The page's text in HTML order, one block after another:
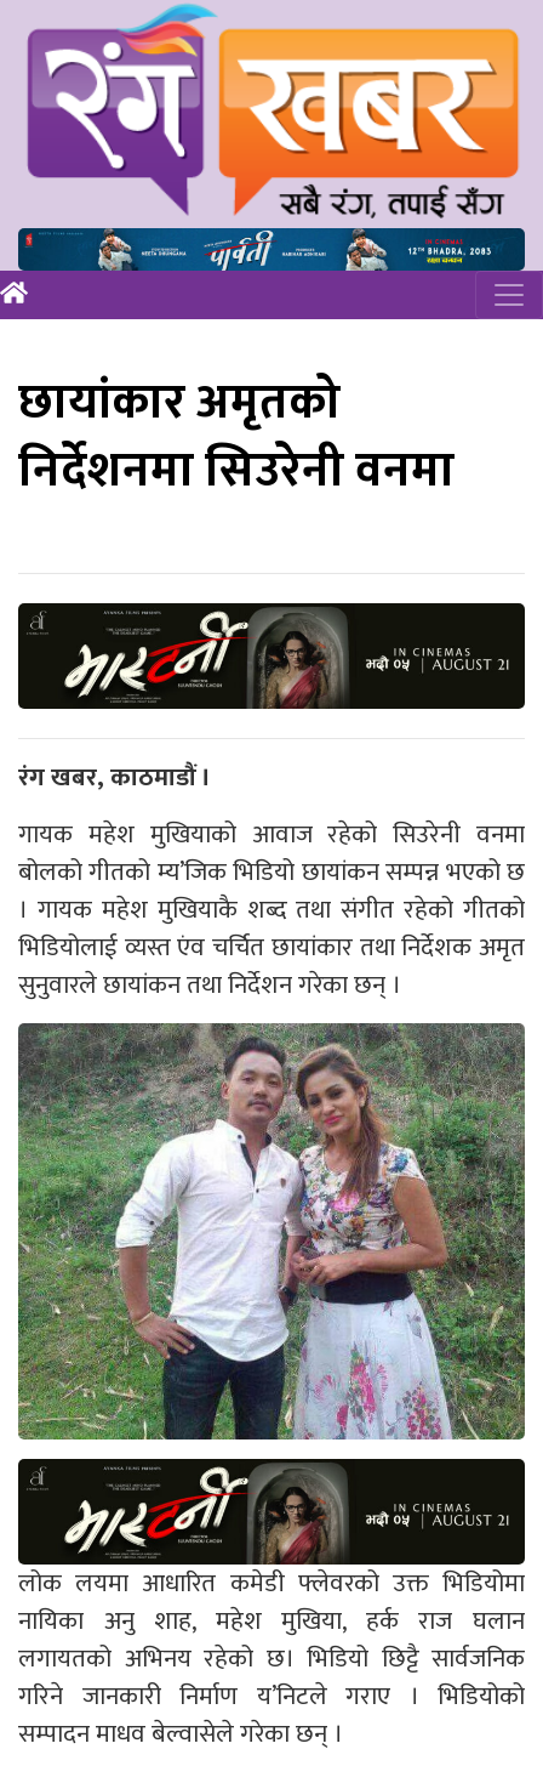
छायांकार अमृतको
निर्देशनमा सिउरेनी वनमा
रंग खबर, काठमाडौं ।
गायक महेश मुखियाको आवाज रहेको सिउरेनी वनमा
बोलको गीतको म्य’जिक भिडियो छायांकन सम्पन्न भएको छ
। गायक महेश मुखियाकै शब्द तथा संगीत रहेको गीतको
भिडियोलाई व्यस्त एंव चर्चित छायांकार तथा निर्देशक अमृत
सुनुवारले छायांकन तथा निर्देशन गरेका छन् ।
लोक लयमा आधारित कमेडी फ्लेवरको उक्त भिडियोमा
नायिका अनु शाह, महेश मुखिया, हर्क राज घलान
लगायतको अभिनय रहेको छ। भिडियो छिट्टै सार्वजनिक
गरिने जानकारी निर्माण य’निटले गराए । भिडियोको
सम्पादन माधव बेल्वासेले गरेका छन् ।